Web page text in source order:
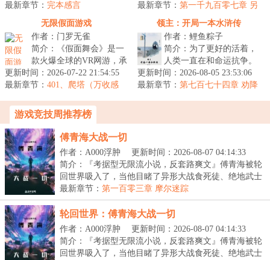
怯懦...甚至不好吃，可在
大自然的...
最新章节： 完本感言
里有巨龙、狮鹫、哥布
林、地精、矮...
最新章节： 第一千九百零七章 另
一半的战旗
无限假面游戏
作者：门罗无雀
简介：《假面舞会》是一
款火爆全球的VR网游，承
诺完全拟真，不氪不肝，
保护隐私，玩法多样！恐
更新时间：2026-07-22 21:54:55
最新章节： 401、爬塔（万收感
领主：开局一本水浒传
作者：鲤鱼粽子
简介：为了更好的活着，
人类一直在和命运抗争。
幻世界和追随者的出现，
人类进入了领主时代。领
更新时间：2026-08-05 23:53:06
最新章节： 第七百七十四章 劝降
游戏竞技周推荐榜
傅青海大战一切
作者：A000浮肿
更新时间：2026-08-07 04:14:33
简介：『考据型无限流小说，反套路爽文』傅青海被轮
回世界吸入了，当他目睹了异形大战食死徒、绝地武士
大...
最新章节： 第一百零三章 摩尔迷踪
轮回世界：傅青海大战一切
作者：A000浮肿
更新时间：2026-08-07 04:14:33
简介：『考据型无限流小说，反套路爽文』傅青海被轮
回世界吸入了，当他目睹了异形大战食死徒、绝地武士